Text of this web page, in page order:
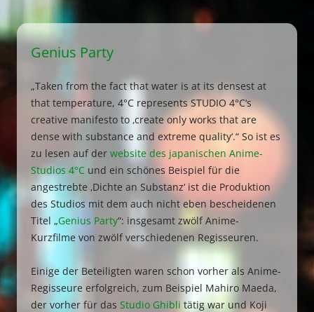
Genius Party
„Taken from the fact that water is at its densest at
that temperature, 4°C represents STUDIO 4°C‘s
creative manifesto to ‚create only works that are
dense with substance and extreme quality‘.“ So ist es
zu lesen auf der website des japanischen Anime-
Studios 4°C und ein schönes Beispiel für die
angestrebte ‚Dichte an Substanz‘ ist die Produktion
des Studios mit dem auch nicht eben bescheidenen
Titel „Genius Party“: insgesamt zwölf Anime-
Kurzfilme von zwölf verschiedenen Regisseuren.
Einige der Beteiligten waren schon vorher als Anime-
Regisseure erfolgreich, zum Beispiel Mahiro Maeda,
der vorher für das Studio Ghibli tätig war und Koji